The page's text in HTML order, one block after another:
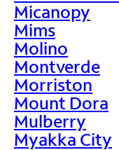
Micanopy
Mims
Molino
Montverde
Morriston
Mount Dora
Mulberry
Myakka City